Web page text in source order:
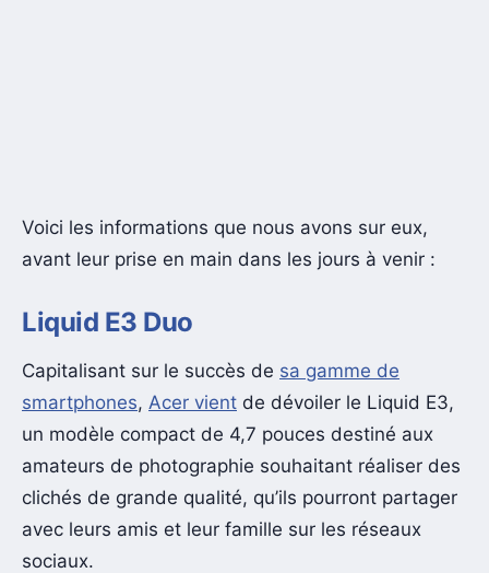
Voici les informations que nous avons sur eux,
avant leur prise en main dans les jours à venir :
Liquid E3 Duo
Capitalisant sur le succès de sa gamme de
smartphones, Acer vient de dévoiler le Liquid E3,
un modèle compact de 4,7 pouces destiné aux
amateurs de photographie souhaitant réaliser des
clichés de grande qualité, qu’ils pourront partager
avec leurs amis et leur famille sur les réseaux
sociaux.